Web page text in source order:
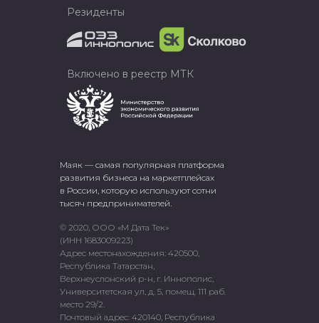
Маяк — самая популярная платформа
развития бизнеса на маркетплейсах
в России, которую используют сотни
тысяч предпринимателей.
© 2020, ООО «М Дата Тек»
(ИНН 1683009223)
Адрес местонахождения: 420500,
Республика Татарстан,
Верхнеуслонский р-н, г. Иннополис,
Университетская ул, д. 5, помещ. 111 раб.
место 29/2.
Почтовый адрес: 420140, Республика
Резиденты
Включено в реестр МТК